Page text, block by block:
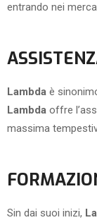
entrando nei
Lambda è
Lambda offre
massima
Sin dai suoi inizi,